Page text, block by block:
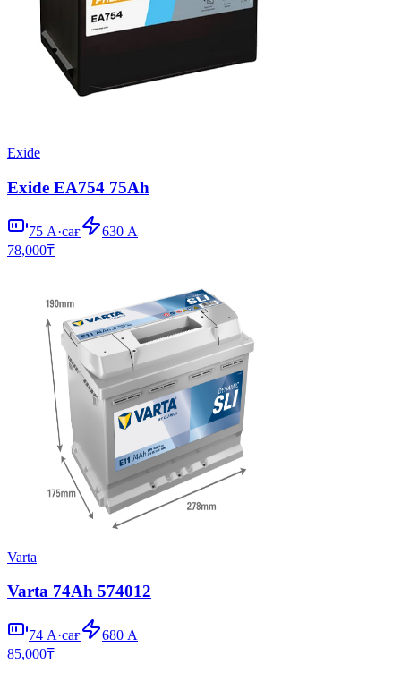
Exide
Exide EA754 75Ah
75 А·сағ 630 А
78,000₸
Varta
Varta 74Ah 574012
74 А·сағ 680 А
85,000₸